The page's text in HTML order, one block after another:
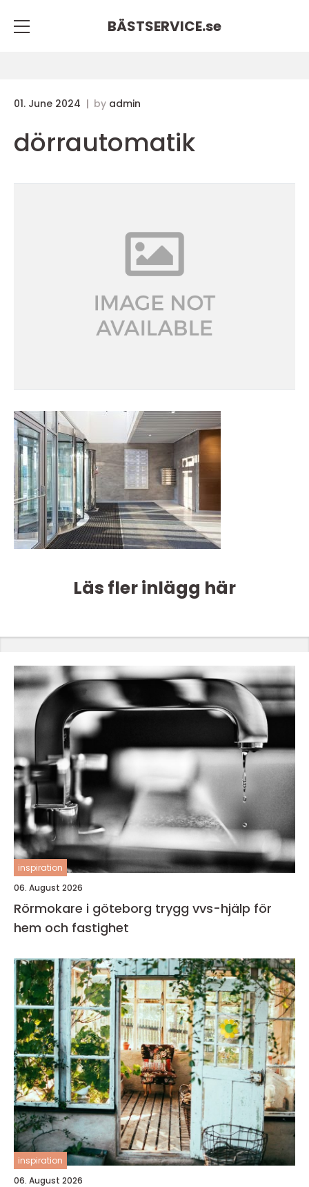
BÄSTSERVICE.se
01. June 2024 by admin
dörrautomatik
Läs fler inlägg här
inspiration
06. August 2026
Rörmokare i göteborg trygg vvs-hjälp för
hem och fastighet
inspiration
06. August 2026